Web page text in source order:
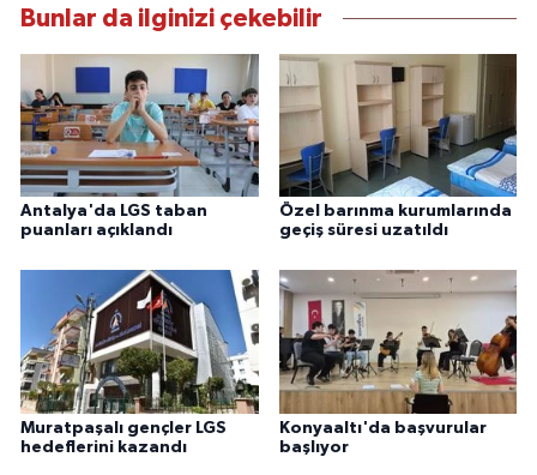
Bunlar da ilginizi çekebilir
Antalya'da LGS taban
puanları açıklandı
Özel barınma kurumlarında
geçiş süresi uzatıldı
Muratpaşalı gençler LGS
hedeflerini kazandı
Konyaaltı'da başvurular
başlıyor